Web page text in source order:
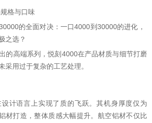
格与口味
的高端系列，悦刻4000在产品材质与细节打磨
采用过于复杂的工艺处理。
计语言上实现了质的飞跃。其机身厚度仅为
材打造，整体质感大幅提升。航空铝材不仅比